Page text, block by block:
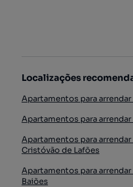
Localizações
Apartamentos para
Apartamentos para
Apartamentos para arrendar
Cristóvão de Lafões
Apartamentos para arrendar
Baiões